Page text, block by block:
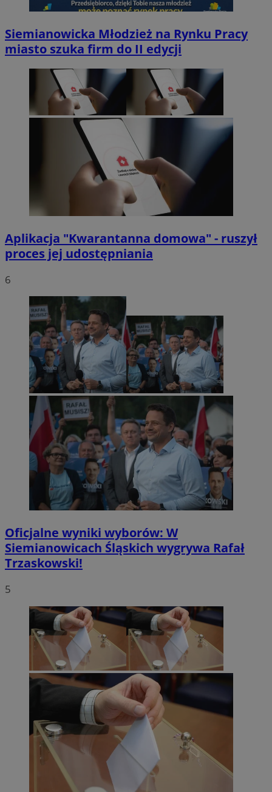
Siemianowicka Młodzież na Rynku Pracy
miasto szuka firm do II edycji
Aplikacja "Kwarantanna domowa" - ruszył
proces jej udostępniania
6
Oficjalne wyniki wyborów: W
Siemianowicach Śląskich wygrywa Rafał
Trzaskowski!
5